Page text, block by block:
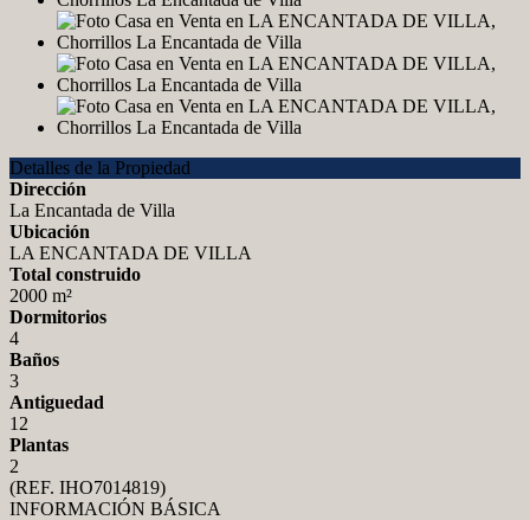
Detalles de la Propiedad
Dirección
La Encantada de Villa
Ubicación
LA ENCANTADA DE VILLA
Total construido
2000 m²
Dormitorios
4
Baños
3
Antiguedad
12
Plantas
2
(REF. IHO7014819)
INFORMACIÓN BÁSICA